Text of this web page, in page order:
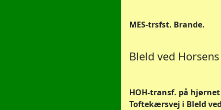
MES-trsfst. Brande.
Bleld ved Horsens
HOH-transf. på
Toftekærsvej i Bleld